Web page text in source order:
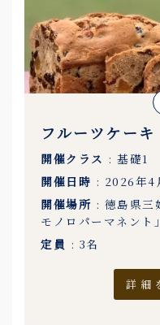
フルーツケー
開催クラス : 基礎1
開催日時 : 2026年4
開催場所 : 徳島県三
モノロパーマネント
定員 : 3名
詳細